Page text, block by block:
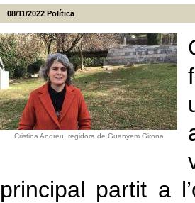
08/11/2022 Política
Cristina Andreu, regidora de Guanyem Girona
principal partit a